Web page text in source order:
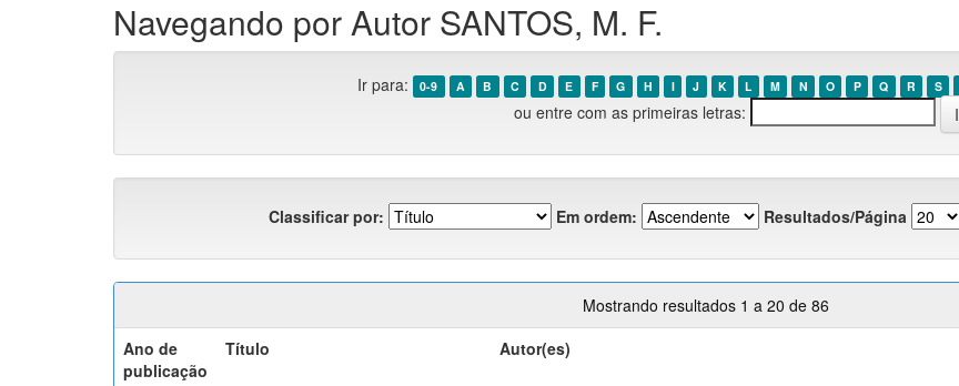
Navegando por Autor SANTOS, M. F.
Ir para: 0-9 A B C D E F G H I J K L M N O P Q R S
ou entre com as primeiras letras:
Classificar por: Em ordem: Resultados/Página
Mostrando resultados 1 a 20 de 86
Ano de
publicação
Título Autor(es)